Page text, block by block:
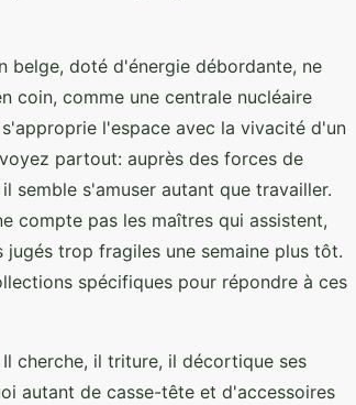
belge, doté d'énergie débordante, ne
coin, comme une centrale nucléaire
l'espace avec la vivacité d'un
partout: auprès des forces de
semble s'amuser autant que travailler.
compte pas les maîtres qui assistent,
trop fragiles une semaine plus tôt.
spécifiques pour répondre à ces
Il cherche, il triture, il décortique ses
autant de casse-tête et d'accessoires